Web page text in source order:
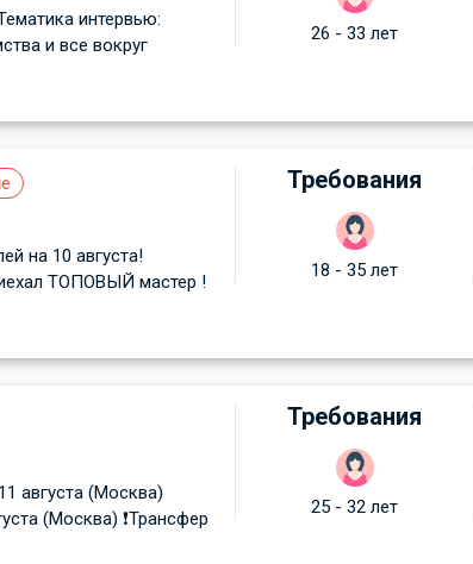
интервью:
и все вокруг
26 - 33 лет
на 10 августа!
ТОПОВЫЙ мастер !
Требования
18 - 35 лет
августа (Москва)
(Москва) ❗️Трансфер
Требования
25 - 32 лет